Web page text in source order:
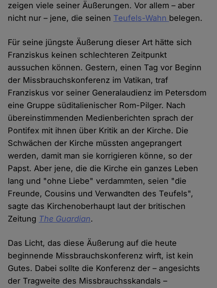
zeigen viele seiner Äußerungen. Vor allem – aber
nicht nur – jene, die seinen Teufels-Wahn belegen.
Für seine jüngste Äußerung dieser Art hätte sich
Franziskus keinen schlechteren Zeitpunkt
aussuchen können. Gestern, einen Tag vor Beginn
der Missbrauchskonferenz im Vatikan, traf
Franziskus vor seiner Generalaudienz im Petersdom
eine Gruppe süditalienischer Rom-Pilger. Nach
übereinstimmenden Medienberichten sprach der
Pontifex mit ihnen über Kritik an der Kirche. Die
Schwächen der Kirche müssten angeprangert
werden, damit man sie korrigieren könne, so der
Papst. Aber jene, die die Kirche ein ganzes Leben
lang und "ohne Liebe" verdammten, seien "die
Freunde, Cousins und Verwandten des Teufels",
sagte das Kirchenoberhaupt laut der britischen
Zeitung The Guardian.
Das Licht, das diese Äußerung auf die heute
beginnende Missbrauchskonferenz wirft, ist kein
Gutes. Dabei sollte die Konferenz der – angesichts
der Tragweite des Missbrauchsskandals –